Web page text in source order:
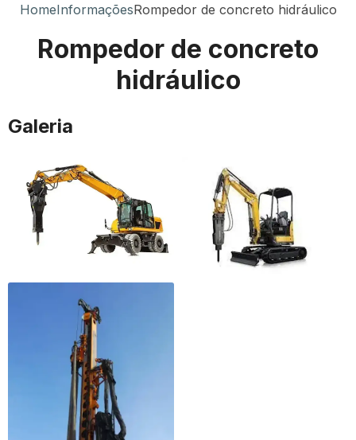
HomeInformaçõesRompedor de concreto hidráulico
Rompedor de concreto
hidráulico
Galeria